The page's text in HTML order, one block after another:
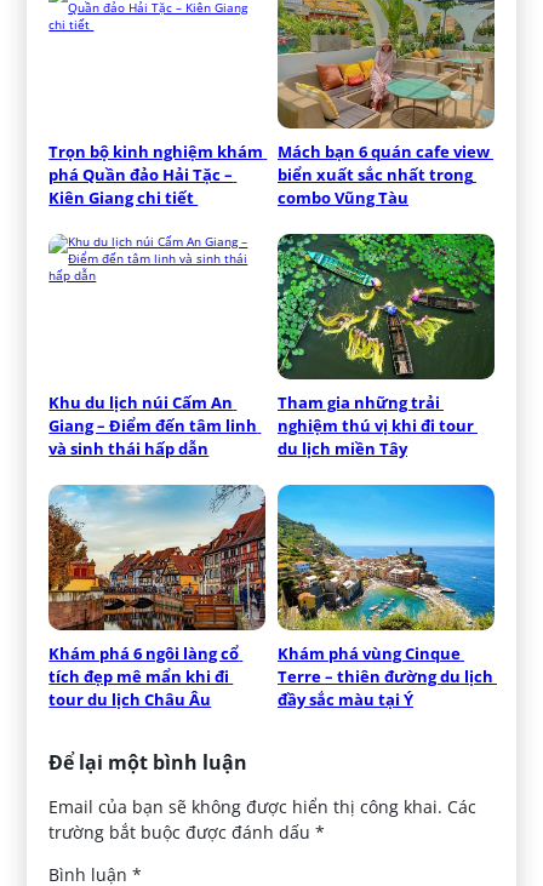
Trọn bộ kinh nghiệm khám
phá Quần đảo Hải Tặc –
Kiên Giang chi tiết
Mách bạn 6 quán cafe view
biển xuất sắc nhất trong
combo Vũng Tàu
Khu du lịch núi Cấm An
Giang – Điểm đến tâm linh
và sinh thái hấp dẫn
Tham gia những trải
nghiệm thú vị khi đi tour
du lịch miền Tây
Khám phá 6 ngôi làng cổ
tích đẹp mê mẩn khi đi
tour du lịch Châu Âu
Khám phá vùng Cinque
Terre – thiên đường du lịch
đầy sắc màu tại Ý
Để lại một bình luận
Email của bạn sẽ không được hiển thị công khai. Các
trường bắt buộc được đánh dấu*
Bình luận*